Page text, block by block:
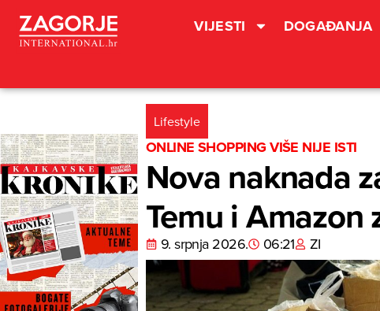
VIJESTI DOGAĐANJA
Lifestyle
ONLINE SHOPPING VIŠE NIJE ISTI
Nova naknada
Temu i
9. srpnja 2026. 06:21 ZI